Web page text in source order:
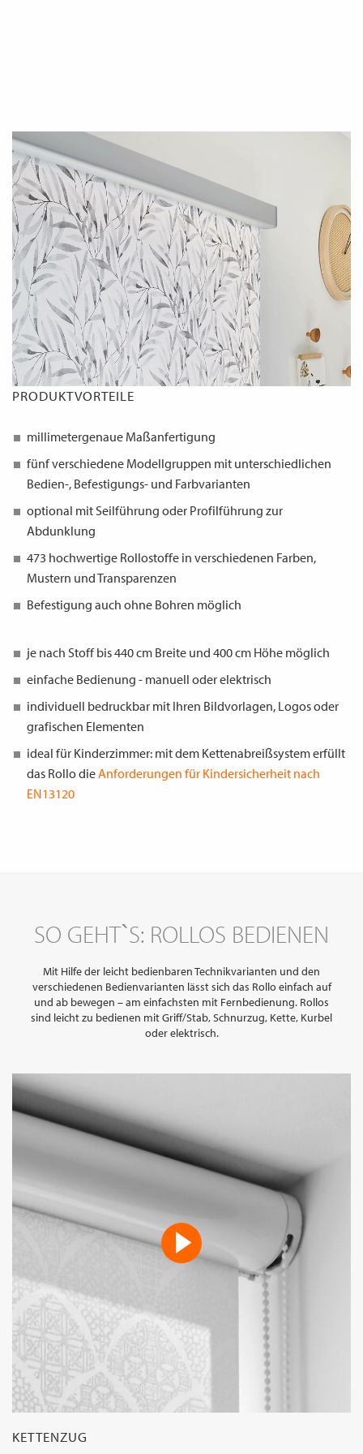
PRODUKTVORTEILE
millimetergenaue Maßanfertigung
fünf verschiedene Modellgruppen mit unterschiedlichen
Bedien-, Befestigungs- und Farbvarianten
optional mit Seilführung oder Profilführung zur
Abdunklung
473 hochwertige Rollostoffe in verschiedenen Farben,
Mustern und Transparenzen
Befestigung auch ohne Bohren möglich
je nach Stoff bis 440 cm Breite und 400 cm Höhe möglich
einfache Bedienung - manuell oder elektrisch
individuell bedruckbar mit Ihren Bildvorlagen, Logos oder
grafischen Elementen
ideal für Kinderzimmer: mit dem Kettenabreißsystem erfüllt
das Rollo dieAnforderungen für Kindersicherheit nach
EN13120
SO GEHT`S: ROLLOS BEDIENEN
Mit Hilfe der leicht bedienbaren Technikvarianten und den
verschiedenen Bedienvarianten lässt sich das Rollo einfach auf
und ab bewegen – am einfachsten mit Fernbedienung. Rollos
sind leicht zu bedienen mit Griff/Stab, Schnurzug, Kette, Kurbel
oder elektrisch.
KETTENZUG